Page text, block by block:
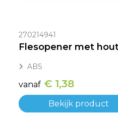
270214941
ABS
vanaf € 1,38
Bekijk product